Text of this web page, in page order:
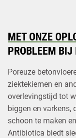
MET ONZE
PROBLEEM BIJ
Poreuze
ziektekiemen en
overlevingstijd tot
biggen en
schoon te maken
Antibiotica biedt